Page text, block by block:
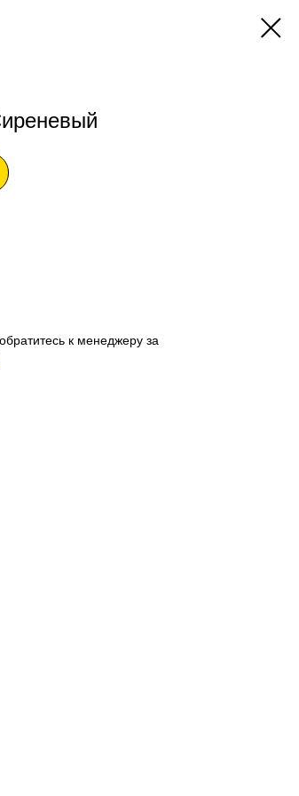
к менеджеру за